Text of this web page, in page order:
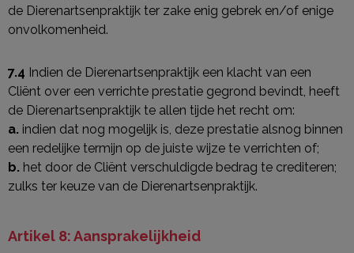
de Dierenartsenpraktijk ter zake enig gebrek en/of enige
onvolkomenheid.
7.4 Indien de Dierenartsenpraktijk een klacht van een
Cliënt over een verrichte prestatie gegrond bevindt, heeft
de Dierenartsenpraktijk te allen tijde het recht om:
a. indien dat nog mogelijk is, deze prestatie alsnog binnen
een redelijke termijn op de juiste wijze te verrichten of;
b. het door de Cliënt verschuldigde bedrag te crediteren;
zulks ter keuze van de Dierenartsenpraktijk.
Artikel 8: Aansprakelijkheid